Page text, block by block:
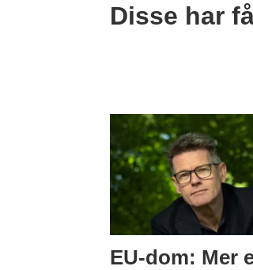
Disse har
EU-dom: Mer